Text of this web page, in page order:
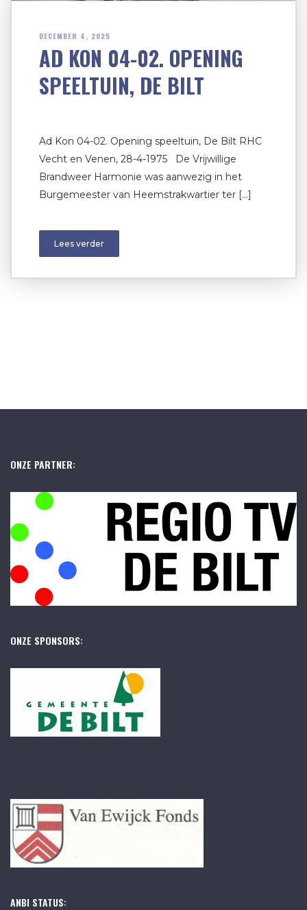
DECEMBER 4, 2025
AD KON 04-02. OPENING
SPEELTUIN, DE BILT
Ad Kon 04-02. Opening speeltuin, De Bilt RHC
Vecht en Venen, 28-4-1975 De Vrijwillige
Brandweer Harmonie was aanwezig in het
Burgemeester van Heemstrakwartier ter […]
Lees verder
ONZE PARTNER:
ONZE SPONSORS:
ANBI STATUS: